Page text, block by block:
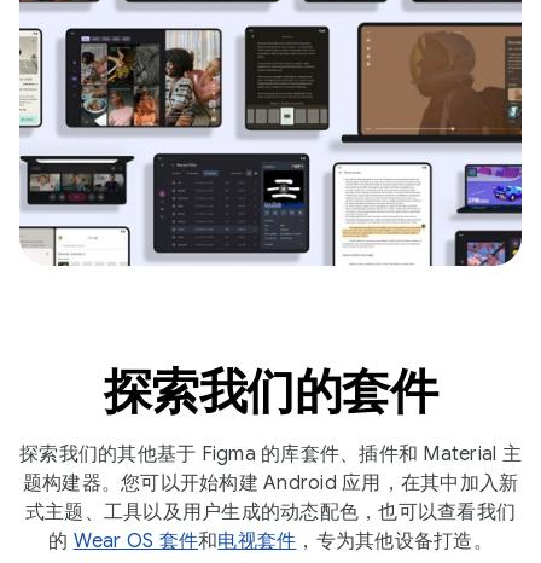
探索我们的套件
探索我们的其他基于 Figma 的库套件、插件和 Material 主
题构建器。您可以开始构建 Android 应用，在其中加入新
式主题、工具以及用户生成的动态配色，也可以查看我们
的 Wear OS 套件和电视套件 ，专为其他设备打造。